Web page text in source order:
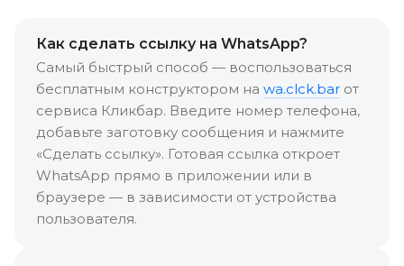
Как сделать ссылку на WhatsApp?
Самый быстрый способ — воспользоваться
бесплатным конструктором на wa.clck.bar от
сервиса Кликбар. Введите номер телефона,
добавьте заготовку сообщения и нажмите
«Сделать ссылку». Готовая ссылка откроет
WhatsApp прямо в приложении или в
браузере — в зависимости от устройства
пользователя.